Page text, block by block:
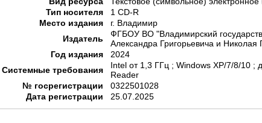
Тип носителя
1 CD-R
Место издания
г. Владимир
Издатель
ФГБОУ ВО "Владимирский
Александра Григорьевича и Николая
Год издания
2024
Системные требования
Intel от 1,3 ГГц ; Windows XP/7/8/10 ;
Reader
№ госрегистрации
0322501028
Дата регистрации
25.07.2025